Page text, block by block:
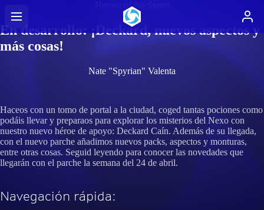
Heroes of the Storm
En desarrollo: ¡Deckard, nuevos aspectos y
más cosas!
Nate "Spyrian" Valenta
Haceos con un tomo de portal a la ciudad, coged tantas pociones como
podáis llevar y preparaos para explorar los misterios del Nexo con
nuestro nuevo héroe de apoyo: Deckard Caín. Además de su llegada,
con el nuevo parche añadimos nuevos packs, aspectos y monturas,
entre otras cosas. Seguid leyendo para conocer las novedades que
llegarán con el parche la semana del 24 de abril.
Navegación rápida: